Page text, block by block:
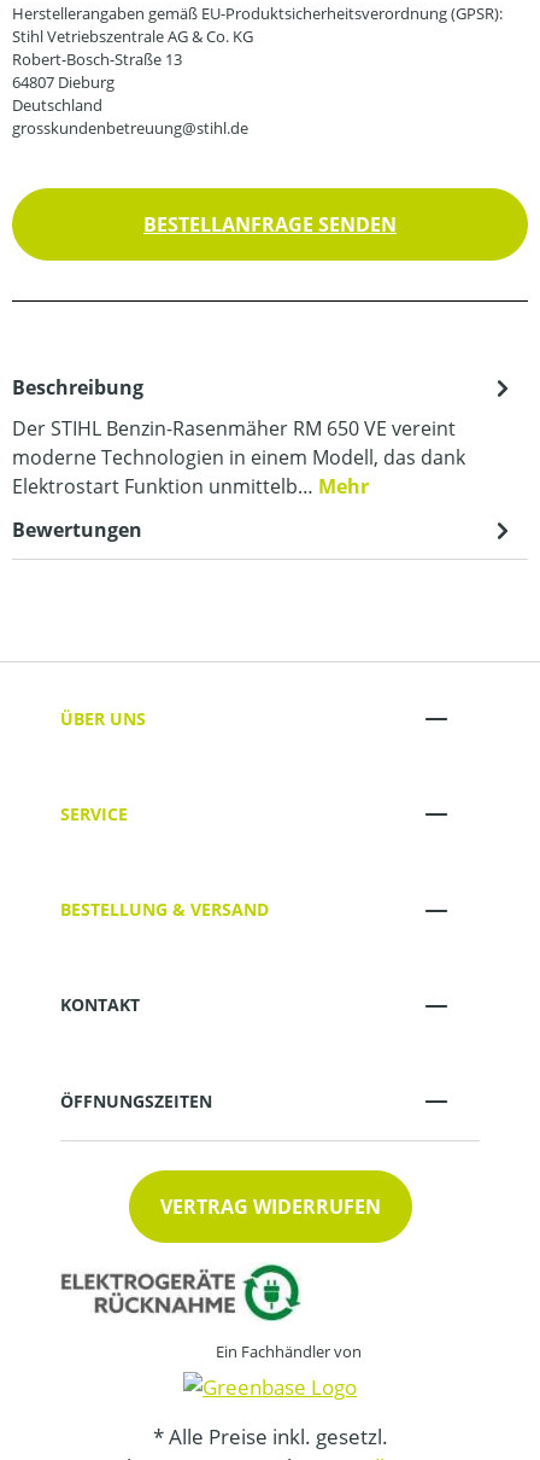
Herstellerangaben gemäß EU-Produktsicherheitsverordnung (GPSR):
Stihl Vetriebszentrale AG & Co. KG
Robert-Bosch-Straße 13
64807 Dieburg
Deutschland
grosskundenbetreuung@stihl.de
BESTELLANFRAGE SENDEN
Beschreibung
Der STIHL Benzin-Rasenmäher RM 650 VE vereint
moderne Technologien in einem Modell, das dank
Elektrostart Funktion unmittelb… Mehr
Bewertungen
ÜBER UNS
SERVICE
BESTELLUNG & VERSAND
KONTAKT
ÖFFNUNGSZEITEN
VERTRAG WIDERRUFEN
Ein Fachhändler von
* Alle Preise inkl. gesetzl.